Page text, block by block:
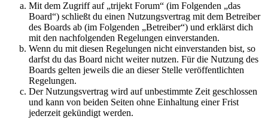
Mit dem Zugriff auf „trijekt Forum“ (im Folgenden „das
Board“) schließt du einen Nutzungsvertrag mit dem Betreiber
des Boards ab (im Folgenden „Betreiber“) und erklärst dich
mit den nachfolgenden Regelungen einverstanden.
Wenn du mit diesen Regelungen nicht einverstanden bist, so
darfst du das Board nicht weiter nutzen. Für die Nutzung des
Boards gelten jeweils die an dieser Stelle veröffentlichten
Regelungen.
Der Nutzungsvertrag wird auf unbestimmte Zeit geschlossen
und kann von beiden Seiten ohne Einhaltung einer Frist
jederzeit gekündigt werden.